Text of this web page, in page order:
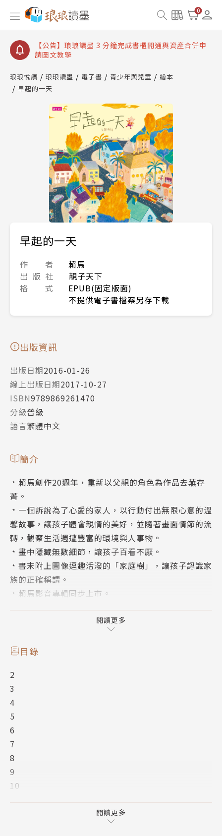
0
【公告】琅琅讀墨數位閱讀資產合併與書櫃開通申請
【公告】琅琅讀墨書櫃開通常見問題
【公告】琅琅讀墨 3 分鐘完成書櫃開通與資產合併申
請圖文教學
查詢
【公告】琅琅讀墨數位閱讀資產合併與書櫃開通申請
琅琅悅讀 琅琅讀墨 電子書 青少年與兒童
繪本
早起的一天
早起的一天
作 者
賴馬
出 版 社
親子天下
格 式
EPUB(固定版面)
不提供電子書檔案另存下載
出版資訊
出版日期2016-01-26
線上出版日期2017-10-27
ISBN9789869261470
分級普級
語言繁體中文
簡介
﹡賴馬創作20週年，重新以父親的角色為作品去蕪存
菁。
﹡一個訴說為了心愛的家人，以行動付出無限心意的溫
馨故事，讓孩子體會親情的美好，並隨著畫面情節的流
轉，觀察生活週遭豐富的環境與人事物。
﹡畫中隱藏無數細節，讓孩子百看不厭。
﹡書末附上圖像逗趣活潑的「家庭樹」，讓孩子認識家
族的正確稱謂。
﹡賴馬影音專輯同步上市。
《早起的一天》故事內容溫馨，圖畫表現活潑有趣，情
節安排循序漸進，富於教育、啟發性與人文關懷，是非
常適宜兒童及少年閱讀的好書。
文/張素椿
這本書從清晨寫到傍晚家人團聚時，在豐盛的晚餐和歡
欣的祝福中結束。畫面上早起活動和市場買賣的人群、
花店，隱身花草間的蟲兒，室內和餐桌的佈置等，均見
巧妙的安排；而藍色系的拂曉、橙黃的陽光、綠意盎然
的花店和紅色系的聚餐圖中，作者成功的以色彩表現沉
靜清新、光芒耀眼、活力和熱鬧的氣氛。是故事溫馨、
圖畫美麗的好作品。
作、繪者簡介
閱讀更多
目錄
2
3
4
5
6
7
8
9
10
閱讀更多